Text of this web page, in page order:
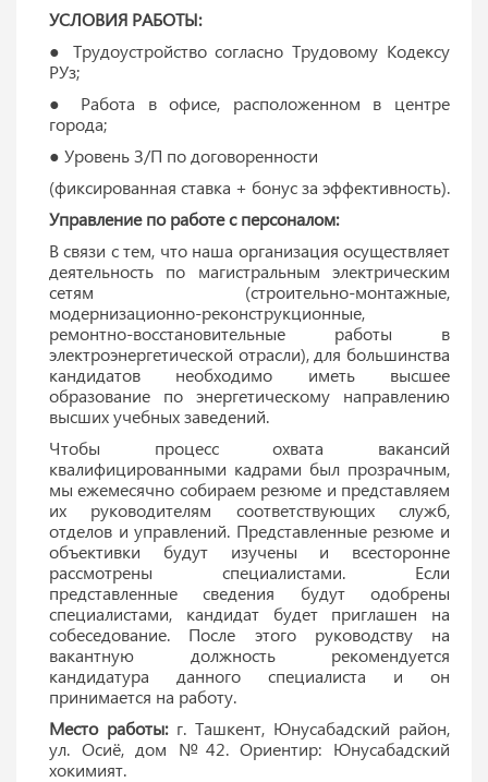
УСЛОВИЯ РАБОТЫ:
● Трудоустройство согласно Трудовому Кодексу
РУз;
● Работа в офисе, расположенном в центре
города;
● Уровень З/П по договоренности
(фиксированная ставка + бонус за эффективность).
Управление по работе с персоналом:
В связи с тем, что наша организация осуществляет
деятельность по магистральным электрическим
сетям (строительно-монтажные,
модернизационно-реконструкционные,
ремонтно-восстановительные работы в
электроэнергетической отрасли), для большинства
кандидатов необходимо иметь высшее
образование по энергетическому направлению
высших учебных заведений.
Чтобы процесс охвата вакансий
квалифицированными кадрами был прозрачным,
мы ежемесячно собираем резюме и представляем
их руководителям соответствующих служб,
отделов и управлений. Представленные резюме и
объективки будут изучены и всесторонне
рассмотрены специалистами. Если
представленные сведения будут одобрены
специалистами, кандидат будет приглашен на
собеседование. После этого руководству на
вакантную должность рекомендуется
кандидатура данного специалиста и он
принимается на работу.
Место работы:г. Ташкент, Юнусабадский район,
ул. Осиё, дом №42. Ориентир: Юнусабадский
хокимият.